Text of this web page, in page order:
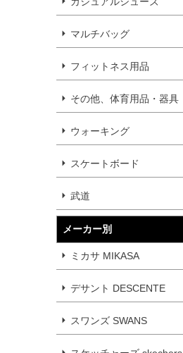
マルチバッグ
フィットネス用品
その他、体育用品・器具
ウォーキング
スケートボード
武道
メーカー別
ミカサ MIKASA
デサント DESCENTE
スワンズ SWANS